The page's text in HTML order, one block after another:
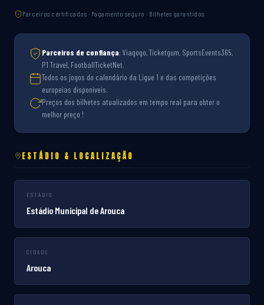
Parceiros certificados · Pagamento seguro · Bilhetes garantidos
Parceiros de confiança: Viagogo, Ticketgum, SportsEvents365,
P1 Travel, FootballTicketNet.
Todos os jogos do calendário da Ligue 1 e das competições
europeias disponíveis.
Preços dos bilhetes atualizados em tempo real para obter o
melhor preço !
ESTÁDIO & LOCALIZAÇÃO
ESTÁDIO
Estádio Municipal de Arouca
CIDADE
Arouca